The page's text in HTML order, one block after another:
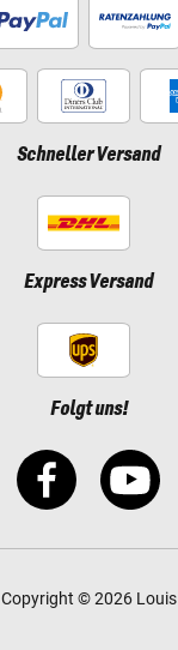
Schneller Versand
Express Versand
Folgt uns!
Copyright © 2026 Louis